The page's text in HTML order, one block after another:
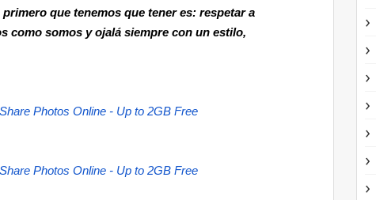
que tenemos que tener es: respetar a
como somos y ojalá siempre con un estilo,
Photos Online - Up to 2GB Free
Photos Online - Up to 2GB Free